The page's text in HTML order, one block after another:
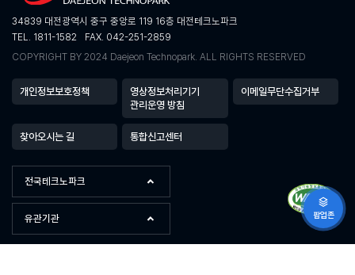
34839 대전광역시 중구 중앙로 119 16층 대전테크노파크
TEL. 1811-1582
FAX. 042-251-2859
COPYRIGHT BY 2024 Daejeon Technopark. ALL RIGHTS RESERVED
전국테크노파크
유관기관
개인정보보호정책
영상정보처리기기
관리운영 방침
이메일무단수집거부
찾아오시는 길 통합신고센터
팝업존